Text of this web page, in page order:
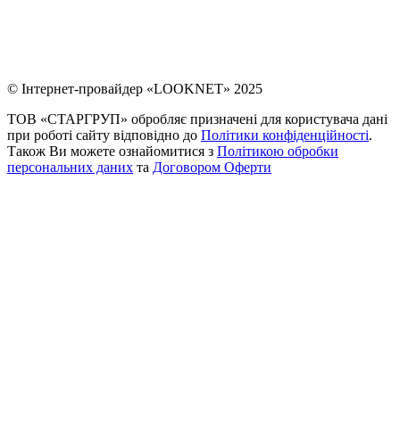
© Інтернет-провайдер «LOOKNET» 2025
ТОВ «СТАРГРУП» обробляє призначені для користувача дані
при роботі сайту відповідно до Політики конфіденційності.
Також Ви можете ознайомитися з Політикою обробки
персональних даних та Договором Оферти